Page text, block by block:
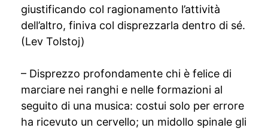
giustificando col ragionamento l’attività
dell’altro, finiva col disprezzarla dentro di sé.
(Lev Tolstoj)
– Disprezzo profondamente chi è felice di
marciare nei ranghi e nelle formazioni al
seguito di una musica: costui solo per errore
ha ricevuto un cervello; un midollo spinale gli